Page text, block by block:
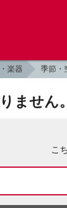
楽器 季節・
ません。
こ